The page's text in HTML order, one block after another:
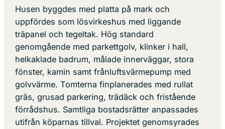
Husen byggdes med platta på mark och
uppfördes som lösvirkeshus med liggande
träpanel och tegeltak. Hög standard
genomgående med parkettgolv, klinker i hall,
helkaklade badrum, målade innerväggar, stora
fönster, kamin samt frånluftsvärmepump med
golvvärme. Tomterna finplanerades med rullat
gräs, grusad parkering, trädäck och fristående
förrådshus. Samtliga bostadsrätter anpassades
utifrån köparnas tillval. Projektet genomsyrades